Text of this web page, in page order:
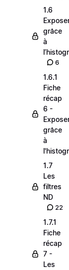
1.6
grâce
à
6
1.6.1
Fiche
récap
6 -
grâce
à
1.7
Les
filtres
ND
22
1.7.1
Fiche
récap
7 -
Les